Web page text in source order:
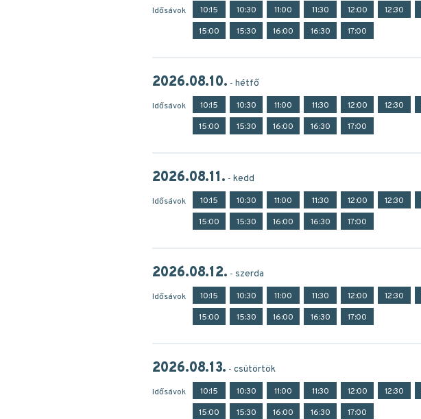
Idősávok 10:15 10:30 11:00 11:30 12:00 12:30
15:00
15:30 16:00 16:30 17:00
2026.08.10. hétfő
Idősávok 10:15 10:30 11:00 11:30 12:00 12:30
15:00
15:30 16:00 16:30 17:00
2026.08.11. kedd
Idősávok 10:15 10:30 11:00 11:30 12:00 12:30
15:00
15:30 16:00 16:30 17:00
2026.08.12. szerda
Idősávok 10:15 10:30 11:00 11:30 12:00 12:30
15:00
15:30 16:00 16:30 17:00
2026.08.13. csütörtök
Idősávok 10:15 10:30 11:00 11:30 12:00 12:30
15:00
15:30 16:00 16:30 17:00